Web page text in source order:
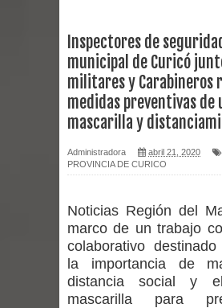
Curicó desarrollará
vacunación contra la
virus respiratorios
Empedrado desarrolló
Banda linarense Los
regresa de Brasil tras
intercambio musical y
Inspectores de
municipal de Curicó
militares y Carabineros
medidas preventivas de
mascarilla y
Administradora abril 21, 2020
PROVINCIA DE CURICO
Noticias Región del
marco de un trabajo
colaborativo
la importancia de
distancia social y
mascarilla para